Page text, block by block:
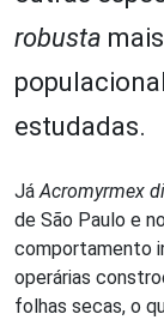
robusta
estudadas.
JáAcromyrmex
de São Paulo e
comportamento
operárias
folhas secas, o